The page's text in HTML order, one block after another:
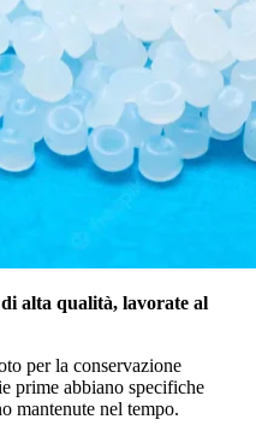
alta qualità, lavorate al
per la conservazione
prime abbiano specifiche
mantenute nel tempo.